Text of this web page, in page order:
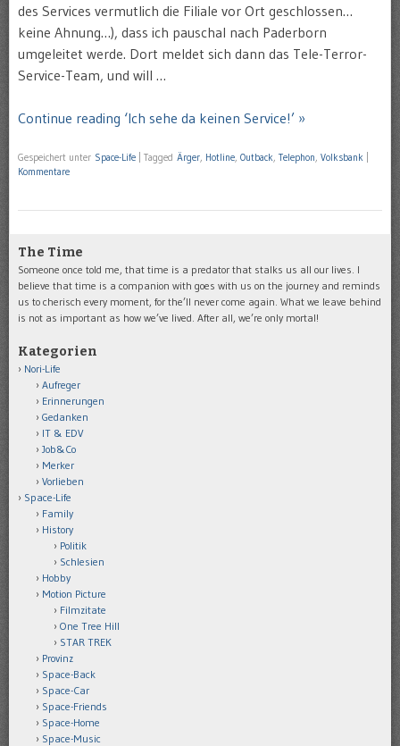
des Services vermutlich die Filiale vor Ort geschlossen…
keine Ahnung…), dass ich pauschal nach Paderborn
umgeleitet werde. Dort meldet sich dann das Tele-Terror-
Service-Team, und will …
Continue reading ‘Ich sehe da keinen Service!’ »
Gespeichert unter Space-Life Tagged Ärger Hotline Outback Telephon Volksbank
Kommentare
The Time
Someone once told me, that time is a predator that stalks us all our lives. I
believe that time is a companion with goes with us on the journey and reminds
us to cherisch every moment, for the’ll never come again. What we leave behind
is not as important as how we’ve lived. After all, we’re only mortal!
Kategorien
Nori-Life
Aufreger
Erinnerungen
Gedanken
IT & EDV
Job&Co
Merker
Vorlieben
Space-Life
Family
History
Politik
Schlesien
Hobby
Motion Picture
Filmzitate
One Tree Hill
STAR TREK
Provinz
Space-Back
Space-Car
Space-Friends
Space-Home
Space-Music